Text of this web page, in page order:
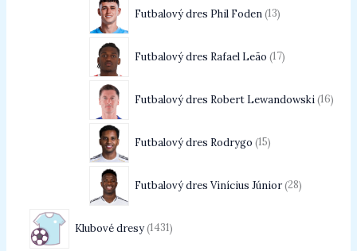
Futbalový dres Phil Foden 13
Futbalový dres Rafael Leão 17
Futbalový dres Robert Lewandowski 16
Futbalový dres Rodrygo 15
Futbalový dres Vinícius Júnior 28
Klubové dresy 1431